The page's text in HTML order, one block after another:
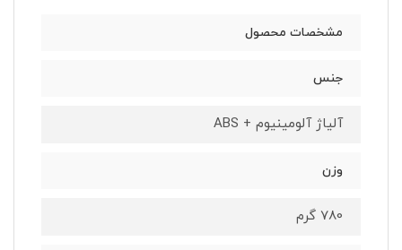
مشخصات محصول
جنس
آلیاژ آلومینیوم + ABS
وزن
780 گرم